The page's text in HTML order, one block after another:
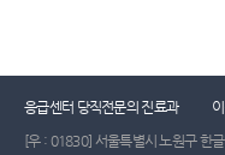
응급센터 당직전문의 진료과
[우 : 01830] 서울특별시 노원구 한